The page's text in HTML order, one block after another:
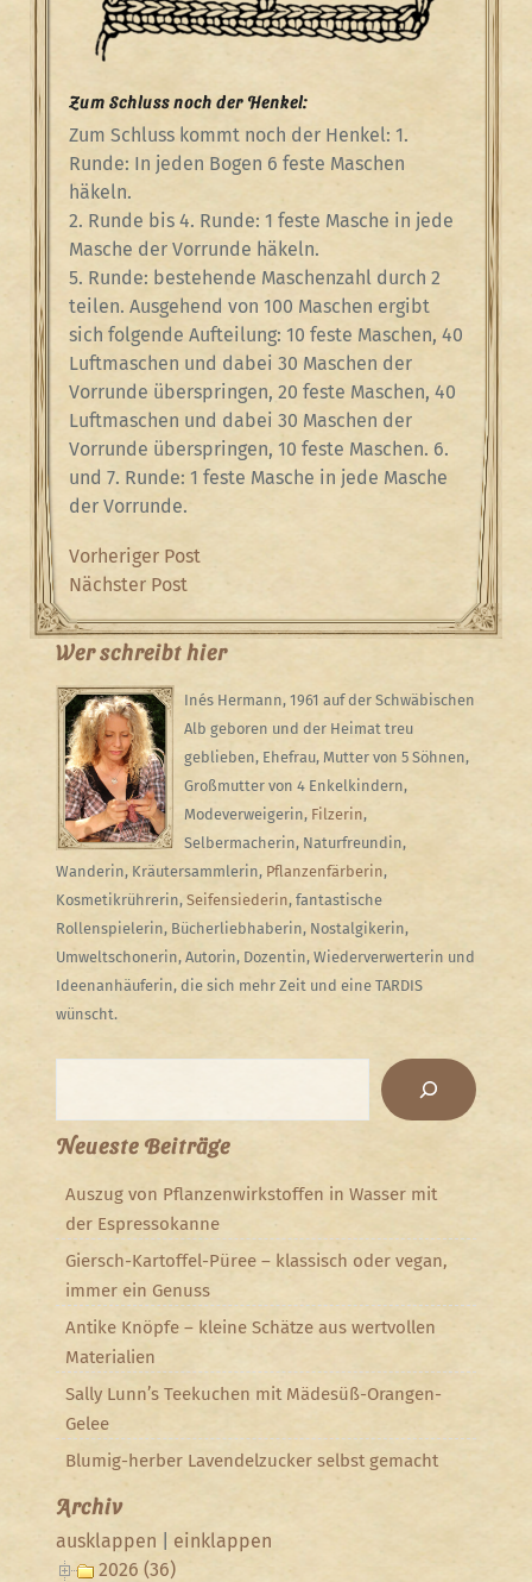
Zum Schluss noch der Henkel:
Zum Schluss kommt noch der Henkel: 1.
Runde: In jeden Bogen 6 feste Maschen
häkeln.
2. Runde bis 4. Runde: 1 feste Masche in jede
Masche der Vorrunde häkeln.
5. Runde: bestehende Maschenzahl durch 2
teilen. Ausgehend von 100 Maschen ergibt
sich folgende Aufteilung: 10 feste Maschen, 40
Luftmaschen und dabei 30 Maschen der
Vorrunde überspringen, 20 feste Maschen, 40
Luftmaschen und dabei 30 Maschen der
Vorrunde überspringen, 10 feste Maschen. 6.
und 7. Runde: 1 feste Masche in jede Masche
der Vorrunde.
Beitragsnavigation
Previous
Post
Vorheriger Post
Next
Post
Nächster Post
Wer schreibt hier
Inés Hermann, 1961 auf der Schwäbischen
Alb geboren und der Heimat treu
geblieben, Ehefrau, Mutter von 5 Söhnen,
Großmutter von 4 Enkelkindern,
Modeverweigerin, Filzerin,
Selbermacherin, Naturfreundin,
Wanderin, Kräutersammlerin, Pflanzenfärberin,
Kosmetikrührerin, Seifensiederin, fantastische
Rollenspielerin, Bücherliebhaberin, Nostalgikerin,
Umweltschonerin, Autorin, Dozentin, Wiederverwerterin und
Ideenanhäuferin, die sich mehr Zeit und eine TARDIS
wünscht.
Neueste Beiträge
Auszug von Pflanzenwirkstoffen in Wasser mit
der Espressokanne
Giersch-Kartoffel-Püree – klassisch oder vegan,
immer ein Genuss
Antike Knöpfe – kleine Schätze aus wertvollen
Materialien
Sally Lunn’s Teekuchen mit Mädesüß-Orangen-
Gelee
Blumig-herber Lavendelzucker selbst gemacht
Archiv
ausklappen
einklappen
2026 (36)